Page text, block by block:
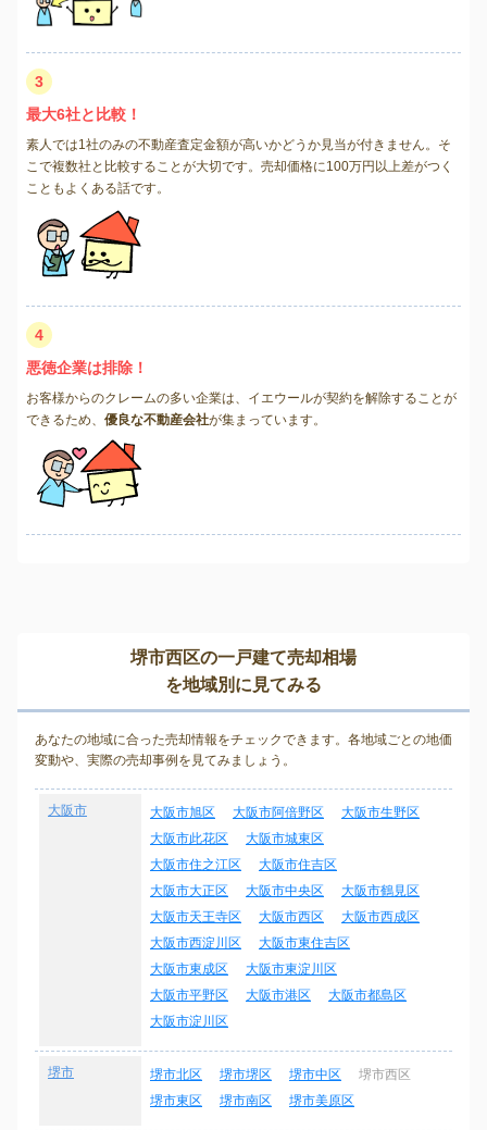
3
最大6社と比較！
素人では1社のみの不動産査定金額が高いかどうか見当が付きません。そ
こで複数社と比較することが大切です。売却価格に100万円以上差がつく
こともよくある話です。
4
悪徳企業は排除！
お客様からのクレームの多い企業は、イエウールが契約を解除することが
できるため、 優良な不動産会社が集まっています。
堺市西区の一戸建て売却相場
を地域別に見てみる
あなたの地域に合った売却情報をチェックできます。各地域ごとの地価
変動や、実際の売却事例を見てみましょう。
大阪市 大阪市旭区 大阪市阿倍野区
大阪市生野区
大阪市此花区
大阪市城東区
大阪市住之江区
大阪市住吉区
大阪市大正区
大阪市中央区
大阪市鶴見区
大阪市天王寺区
大阪市西区
大阪市西成区
大阪市西淀川区
大阪市東住吉区
大阪市東成区
大阪市東淀川区
大阪市平野区
大阪市港区
大阪市都島区
大阪市淀川区
堺市 堺市北区 堺市堺区 堺市中区
堺市西区
堺市東区
堺市南区 堺市美原区